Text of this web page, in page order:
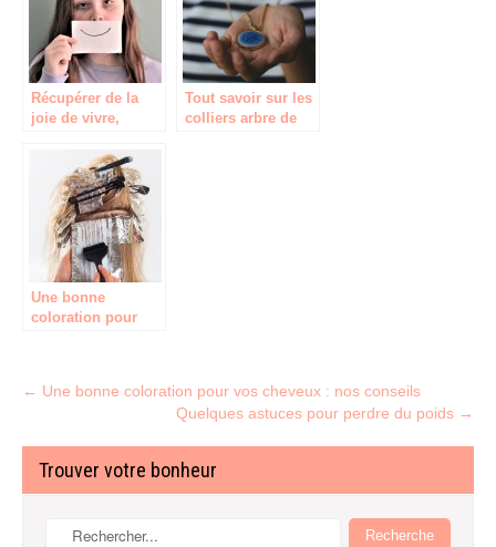
Récupérer de la
joie de vivre,
Tout savoir sur les
colliers arbre de
Une bonne
coloration pour
Post
← Une bonne coloration pour vos cheveux : nos conseils
Quelques astuces pour perdre du poids →
Trouver votre bonheur